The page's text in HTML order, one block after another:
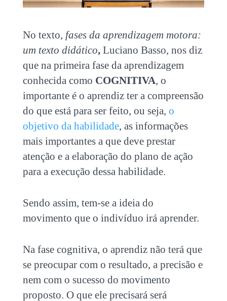
No texto, fases da aprendizagem motora:
um texto didático,Luciano Basso, nos diz
que na primeira fase da aprendizagem
conhecida como COGNITIVA, o
importante é o aprendiz ter a compreensão
do que está para ser feito, ou seja, o
objetivo da habilidade, as informações
mais importantes a que deve prestar
atenção e a elaboração do plano de ação
para a execução dessa habilidade.
Sendo assim, tem-se a ideia do
movimento que o indivíduo irá aprender.
Na fase cognitiva, o aprendiz não terá que
se preocupar com o resultado, a precisão e
nem com o sucesso do movimento
proposto. O que ele precisará será